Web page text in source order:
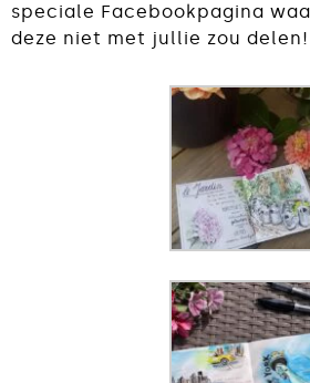
speciale Facebookpagina
deze niet met jullie zou